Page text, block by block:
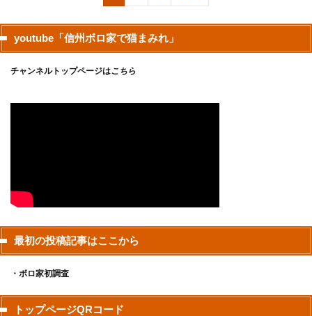
youtube「信州ボロ家で猫まみれ」
チャンネルトップページはこちら
最初の投稿記事はここから
・ボロ家初調査
トップページQRコード